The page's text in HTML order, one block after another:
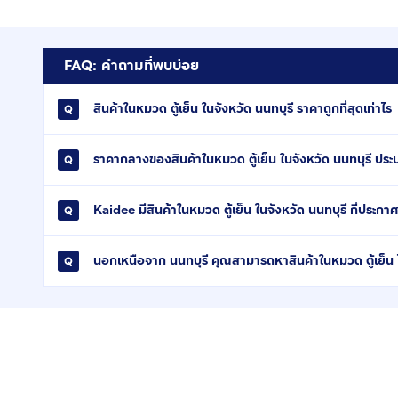
FAQ: คำถามที่พบบ่อย
สินค้าในหมวด ตู้เย็น ในจังหวัด นนทบุรี ราคาถูกที่สุดเท่าไร
ราคากลางของสินค้าในหมวด ตู้เย็น ในจังหวัด นนทบุรี ประ
Kaidee มีสินค้าในหมวด ตู้เย็น ในจังหวัด นนทบุรี กี่ประกาศ
นอกเหนือจาก นนทบุรี คุณสามารถหาสินค้าในหมวด ตู้เย็น